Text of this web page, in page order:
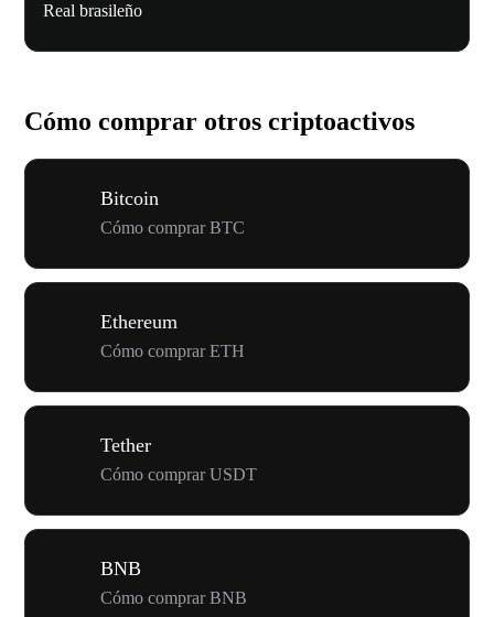
Real brasileño
Cómo comprar otros criptoactivos
Bitcoin
Cómo comprar BTC
Ethereum
Cómo comprar ETH
Tether
Cómo comprar USDT
BNB
Cómo comprar BNB